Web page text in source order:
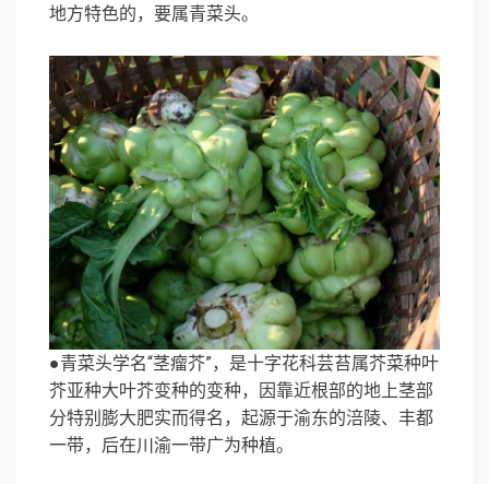
地方特色的，要属青菜头。
●青菜头学名“茎瘤芥”，是十字花科芸苔属芥菜种叶
芥亚种大叶芥变种的变种，因靠近根部的地上茎部
分特别膨大肥实而得名，起源于渝东的涪陵、丰都
一带，后在川渝一带广为种植。